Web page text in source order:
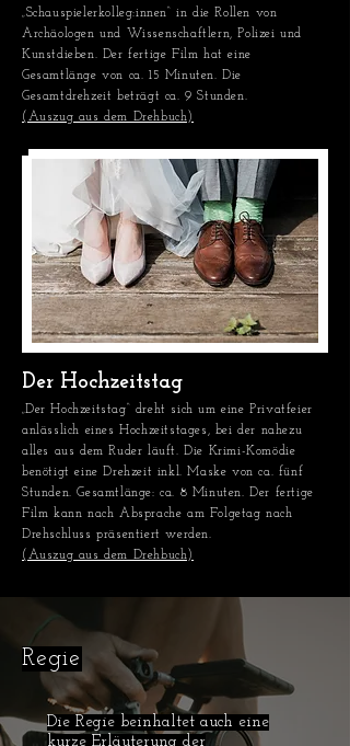
„Schauspielerkolleg:innen“ in die Rollen von
Archäologen und Wissenschaftlern, Polizei und
Kunstdieben. Der fertige Film hat eine
Gesamtlänge von ca. 15 Minuten. Die
Gesamtdrehzeit beträgt ca. 9 Stunden.
(Auszug aus dem Drehbuch)
Der Hochzeitstag
„Der Hochzeitstag“ dreht sich um eine Privatfeier
anlässlich eines Hochzeitstages, bei der nahezu
alles aus dem Ruder läuft. Die Krimi-Komödie
benötigt eine Drehzeit inkl. Maske von ca. fünf
Stunden. Gesamtlänge: ca. 8 Minuten. Der fertige
Film kann nach Absprache am Folgetag nach
Drehschluss präsentiert werden.
(Auszug aus dem Drehbuch)
Regie
Die Regie beinhaltet auch eine
kurze Erläuterung der